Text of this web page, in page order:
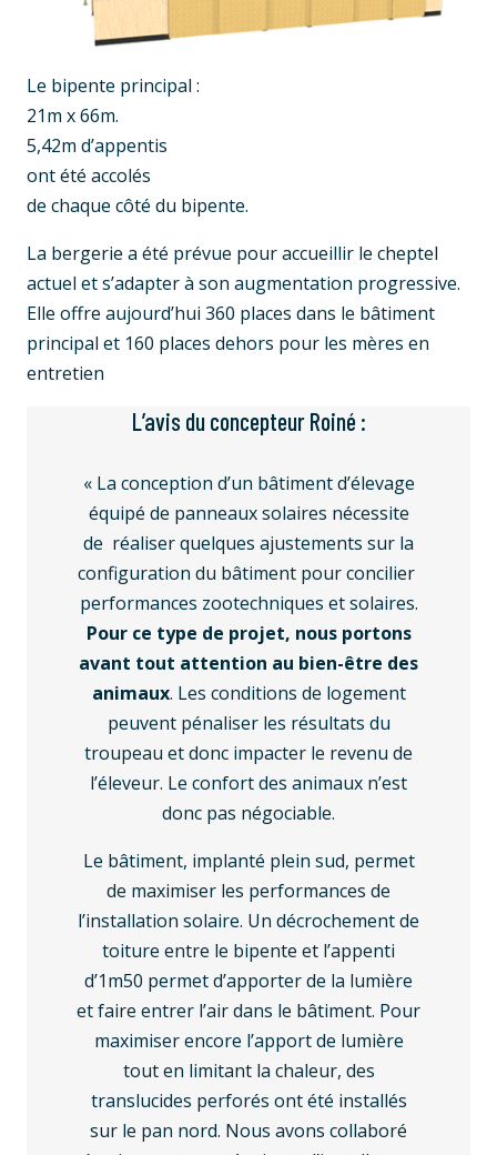
Le bipente principal :
21m x 66m.
5,42m d’appentis
ont été accolés
de chaque côté du bipente.
La bergerie a été prévue pour accueillir le cheptel
actuel et s’adapter à son augmentation progressive.
Elle offre aujourd’hui 360 places dans le bâtiment
principal et 160 places dehors pour les mères en
entretien
L’avis du concepteur Roiné :
« La conception d’un bâtiment d’élevage
équipé de panneaux solaires nécessite
de réaliser quelques ajustements sur la
configuration du bâtiment pour concilier
performances zootechniques et solaires.
Pour ce type de projet, nous portons
avant tout attention au bien-être des
animaux. Les conditions de logement
peuvent pénaliser les résultats du
troupeau et donc impacter le revenu de
l’éleveur. Le confort des animaux n’est
donc pas négociable.
Le bâtiment, implanté plein sud, permet
de maximiser les performances de
l’installation solaire. Un décrochement de
toiture entre le bipente et l’appenti
d’1m50 permet d’apporter de la lumière
et faire entrer l’air dans le bâtiment. Pour
maximiser encore l’apport de lumière
tout en limitant la chaleur, des
translucides perforés ont été installés
sur le pan nord. Nous avons collaboré